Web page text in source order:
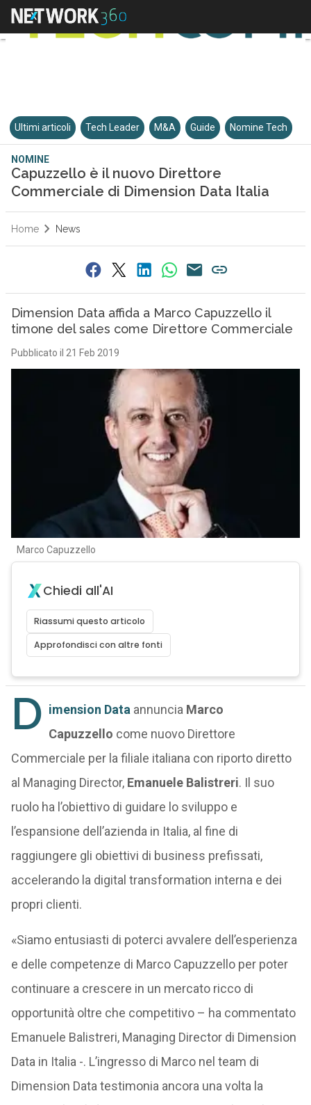
Ultimi articoli Tech Leader M&A Guide Nomine Tech
NOMINE
Capuzzello è il nuovo Direttore
Commerciale di Dimension Data Italia
Home News
Dimension Data affida a Marco Capuzzello il
timone del sales come Direttore Commerciale
Pubblicato il 21 Feb 2019
Marco Capuzzello
Chiedi all'AI
Riassumi questo articolo
Approfondisci con altre fonti
D imension Data annuncia Marco
Capuzzello come nuovo Direttore
Commerciale per la filiale italiana con riporto diretto
al Managing Director, Emanuele Balistreri. Il suo
ruolo ha l’obiettivo di guidare lo sviluppo e
l’espansione dell’azienda in Italia, al fine di
raggiungere gli obiettivi di business prefissati,
accelerando la digital transformation interna e dei
propri clienti.
«Siamo entusiasti di poterci avvalere dell’esperienza
e delle competenze di Marco Capuzzello per poter
continuare a crescere in un mercato ricco di
opportunità oltre che competitivo – ha commentato
Emanuele Balistreri, Managing Director di Dimension
Data in Italia -. L’ingresso di Marco nel team di
Dimension Data testimonia ancora una volta la